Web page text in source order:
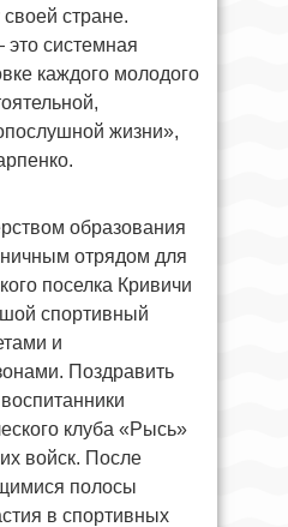
стране.
системная
каждого молодого
жизни»,
образования
отрядом для
поселка Кривичи
спортивный
и
Поздравить
клуба «Рысь»
войск. После
полосы
в спортивных